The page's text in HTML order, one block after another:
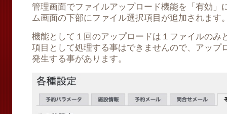
管理画面でファイルアップロード機能を「有効」
ム画面の下部にファイル選択項目が追加されます
機能として１回のアップロードは１ファイルのみ
項目として処理する事はできませんので、アップ
発生する事があります。